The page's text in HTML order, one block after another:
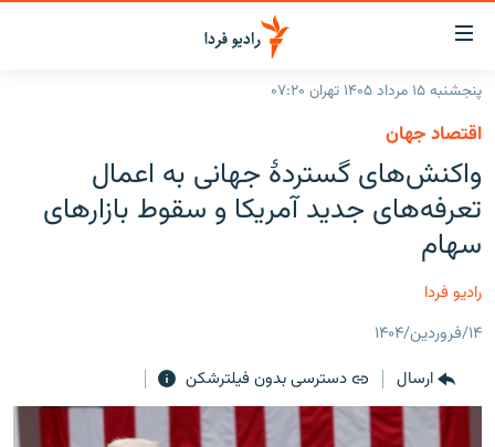
لینک‌های
قابلیت
دسترسی
بازگشت
منوی
اصلی
رفتن
صفحه
جستجو
ایران
جهان
رادیو
گزارش‌های ویدئویی
English
پنجشنبه ۱۵ مرداد ۱۴۰۵ تهران ۰۷:۲۰
اقتصاد جهان
واکنش‌های گستردهٔ جهانی به اعمال
تعرفه‌های جدید آمریکا و سقوط بازارهای
سهام
رادیو فردا
۱۴/فروردین/۱۴۰۴
ارسال
دسترسی بدون فیلترشکن